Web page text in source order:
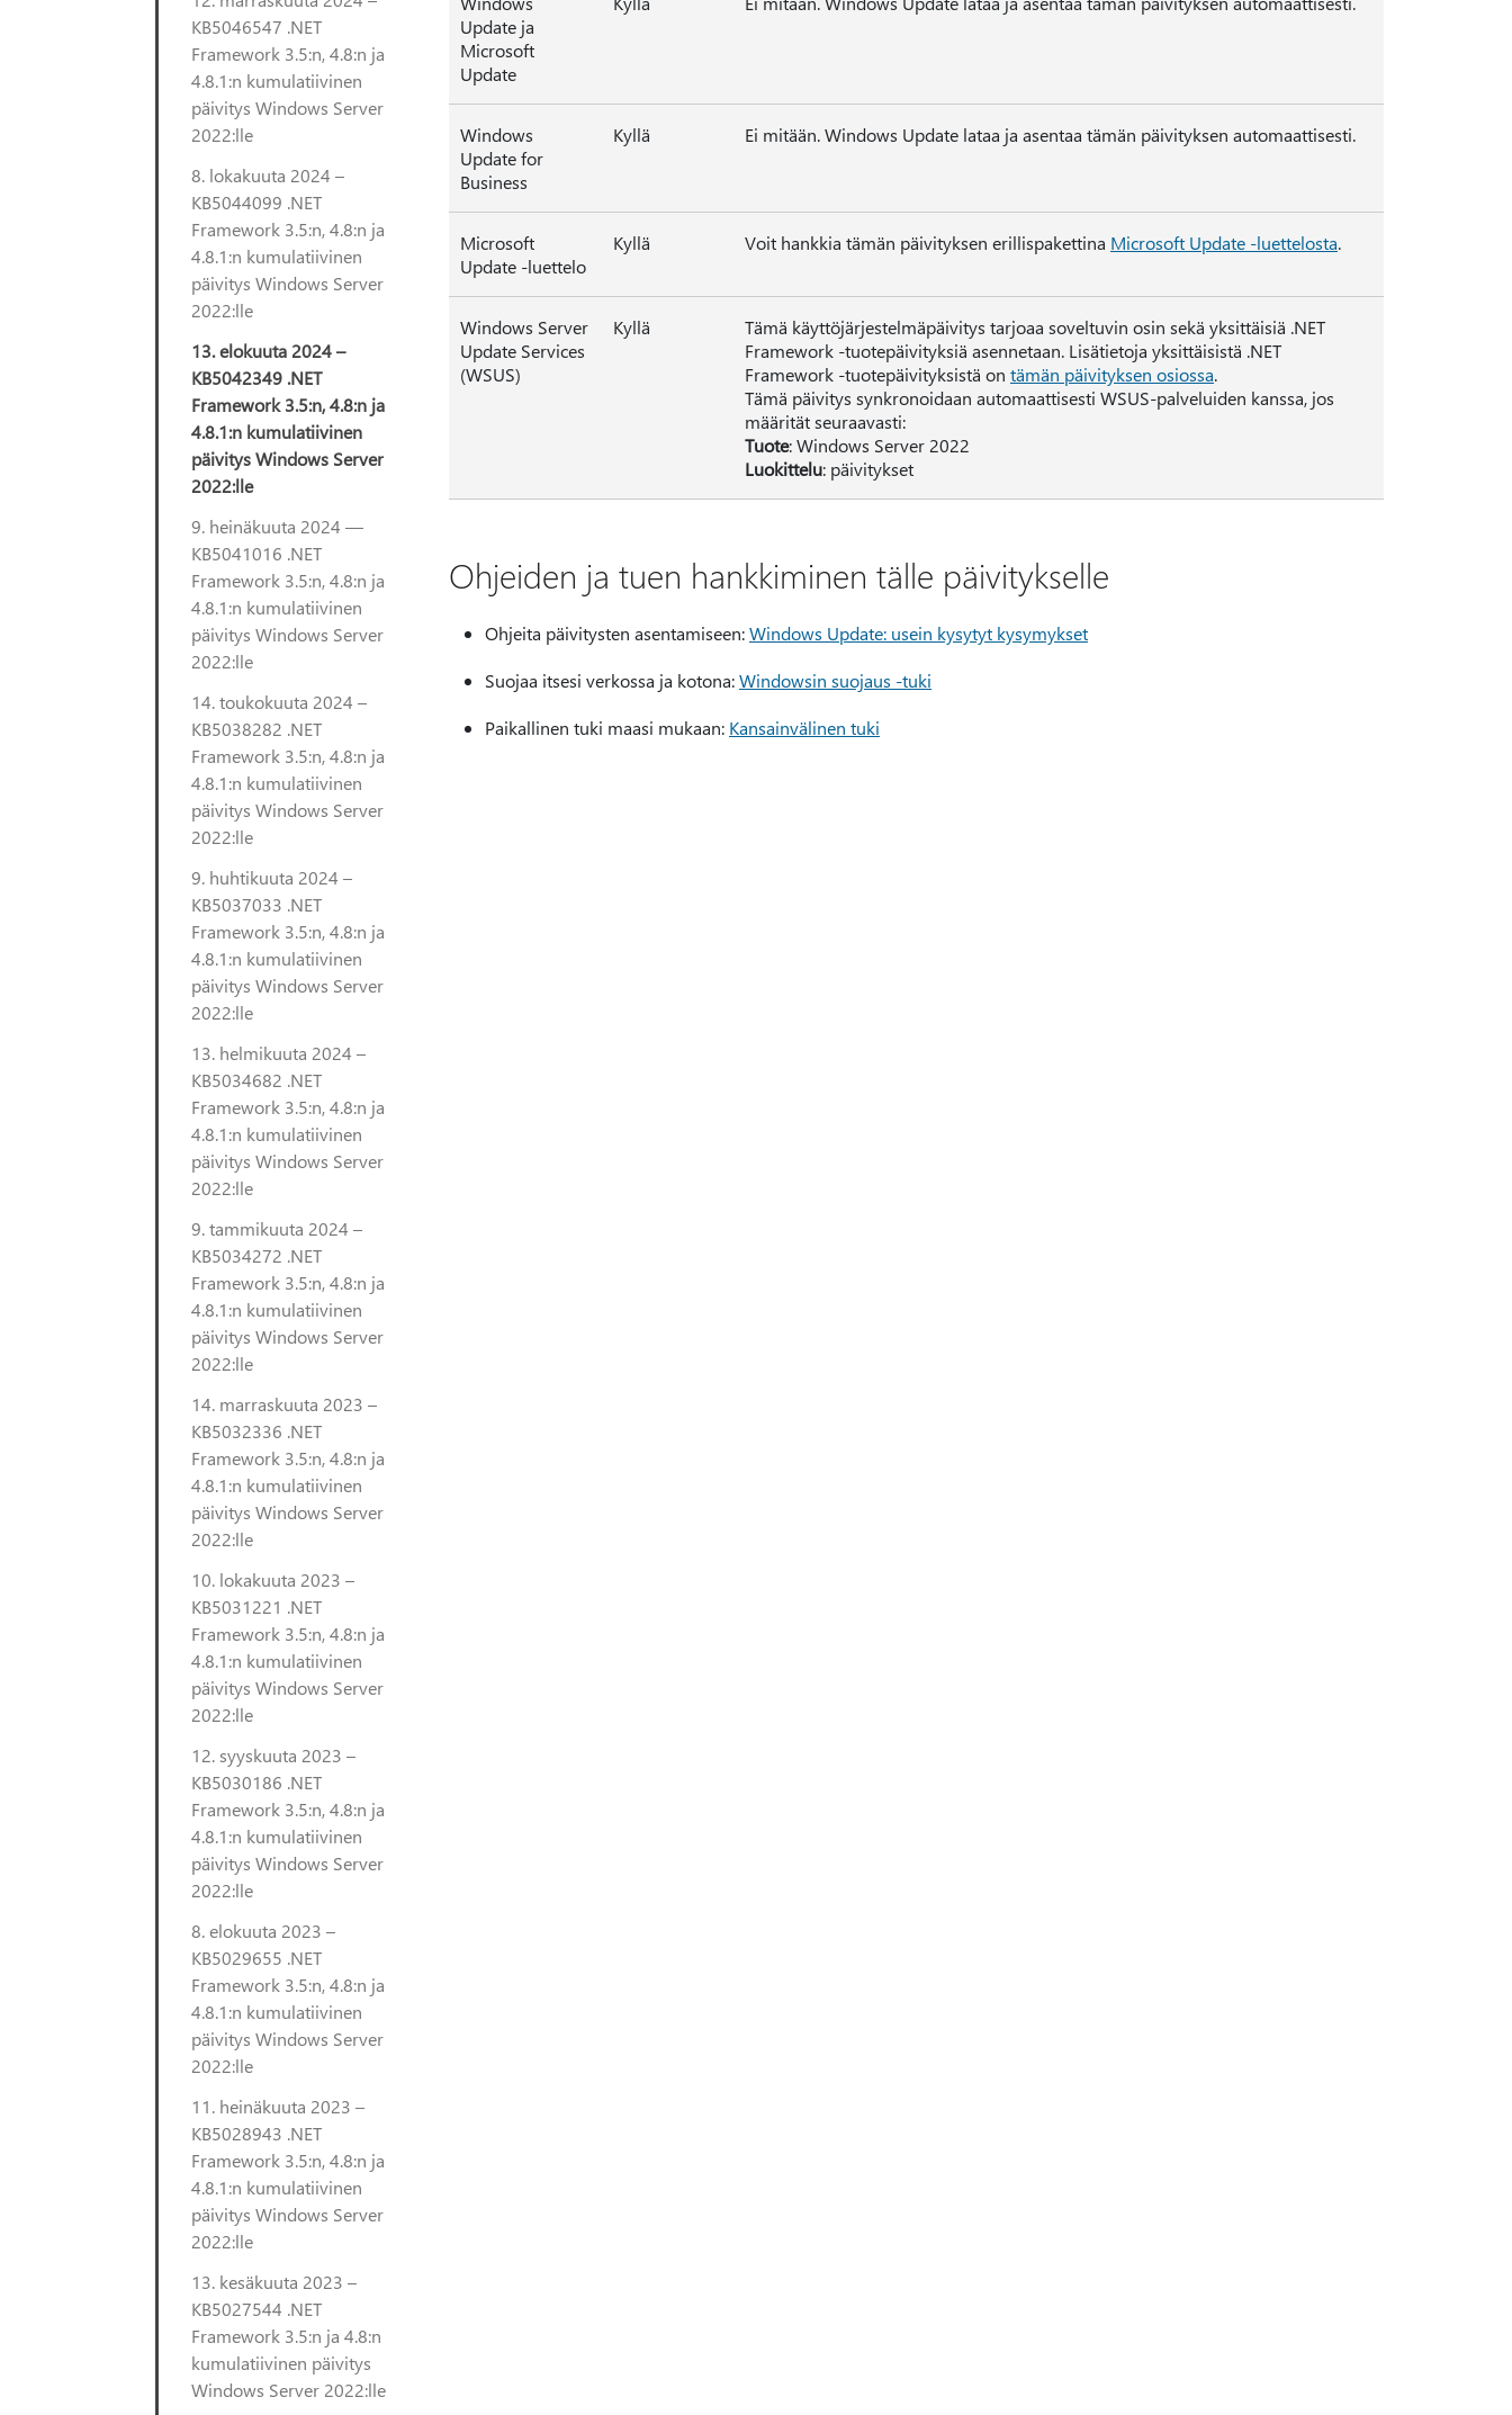
KB5046547 .NET
Framework 3.5:n, 4.8:n ja
4.8.1:n kumulatiivinen
päivitys Windows Server
2022:lle
8. lokakuuta 2024 –
KB5044099 .NET
Framework 3.5:n, 4.8:n ja
4.8.1:n kumulatiivinen
päivitys Windows Server
2022:lle
13. elokuuta 2024 –
KB5042349 .NET
Framework 3.5:n, 4.8:n ja
4.8.1:n kumulatiivinen
päivitys Windows Server
2022:lle
9. heinäkuuta 2024 —
KB5041016 .NET
Framework 3.5:n, 4.8:n ja
4.8.1:n kumulatiivinen
päivitys Windows Server
2022:lle
14. toukokuuta 2024 –
KB5038282 .NET
Framework 3.5:n, 4.8:n ja
4.8.1:n kumulatiivinen
päivitys Windows Server
2022:lle
9. huhtikuuta 2024 –
KB5037033 .NET
Framework 3.5:n, 4.8:n ja
4.8.1:n kumulatiivinen
päivitys Windows Server
2022:lle
13. helmikuuta 2024 –
KB5034682 .NET
Framework 3.5:n, 4.8:n ja
4.8.1:n kumulatiivinen
päivitys Windows Server
2022:lle
9. tammikuuta 2024 –
KB5034272 .NET
Framework 3.5:n, 4.8:n ja
4.8.1:n kumulatiivinen
päivitys Windows Server
2022:lle
14. marraskuuta 2023 –
KB5032336 .NET
Framework 3.5:n, 4.8:n ja
4.8.1:n kumulatiivinen
päivitys Windows Server
2022:lle
10. lokakuuta 2023 –
KB5031221 .NET
Framework 3.5:n, 4.8:n ja
4.8.1:n kumulatiivinen
päivitys Windows Server
2022:lle
12. syyskuuta 2023 –
KB5030186 .NET
Framework 3.5:n, 4.8:n ja
4.8.1:n kumulatiivinen
päivitys Windows Server
2022:lle
8. elokuuta 2023 –
KB5029655 .NET
Framework 3.5:n, 4.8:n ja
4.8.1:n kumulatiivinen
päivitys Windows Server
2022:lle
11. heinäkuuta 2023 –
KB5028943 .NET
Framework 3.5:n, 4.8:n ja
4.8.1:n kumulatiivinen
päivitys Windows Server
2022:lle
13. kesäkuuta 2023 –
KB5027544 .NET
Framework 3.5:n ja 4.8:n
kumulatiivinen päivitys
Windows Server 2022:lle
Update ja
Microsoft
Update
Windows
Update for
Business
Kyllä Ei mitään. Windows Update lataa ja asentaa tämän päivityksen automaattisesti.
Microsoft
Update -luettelo
Kyllä Voit hankkia tämän päivityksen erillispakettina Microsoft Update -luettelosta.
Windows Server
Update Services
(WSUS)
Kyllä
Tämä käyttöjärjestelmäpäivitys tarjoaa soveltuvin osin sekä yksittäisiä .NET
Framework -tuotepäivityksiä asennetaan. Lisätietoja yksittäisistä .NET
Framework -tuotepäivityksistä on tämän päivityksen osiossa.
Tämä päivitys synkronoidaan automaattisesti WSUS-palveluiden kanssa, jos
määrität seuraavasti:
Tuote: Windows Server 2022
Luokittelu: päivitykset
Ohjeiden ja tuen hankkiminen tälle päivitykselle
Ohjeita päivitysten asentamiseen:Windows Update: usein kysytyt kysymykset
Suojaa itsesi verkossa ja kotona:Windowsin suojaus -tuki
Paikallinen tuki maasi mukaan: Kansainvälinen tuki